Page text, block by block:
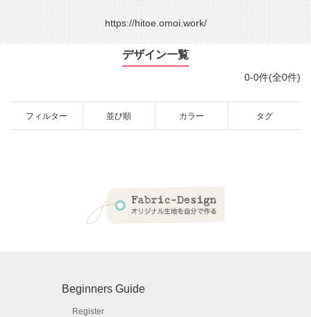
https://hitoe.omoi.work/
デザイン一覧
0-0件(全0件)
フィルター 並び順 カラー タグ
Beginners Guide
Register